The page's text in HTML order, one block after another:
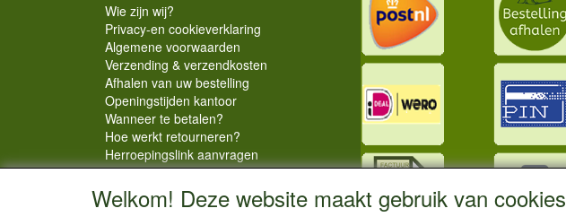
Wie zijn wij?
Privacy-en cookieverklaring
Algemene voorwaarden
Verzending & verzendkosten
Afhalen van uw bestelling
Openingstijden kantoor
Wanneer te betalen?
Hoe werkt retourneren?
Herroepingslink aanvragen
Welkom! Deze website maakt gebruik van cookies